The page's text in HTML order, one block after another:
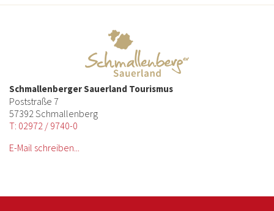
Schmallenberger Sauerland Tourismus
Poststraße 7
57392 Schmallenberg
T: 02972 / 9740-0
E-Mail schreiben...